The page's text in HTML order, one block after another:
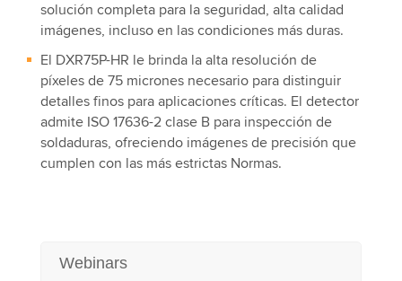
solución completa para la seguridad, alta calidad
imágenes, incluso en las condiciones más duras.
El DXR75P-HR le brinda la alta resolución de
píxeles de 75 micrones necesario para distinguir
detalles finos para aplicaciones críticas. El detector
admite ISO 17636-2 clase B para inspección de
soldaduras, ofreciendo imágenes de precisión que
cumplen con las más estrictas Normas.
Webinars